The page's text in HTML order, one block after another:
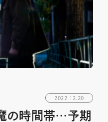
2022.12.20
の時間帯…予期